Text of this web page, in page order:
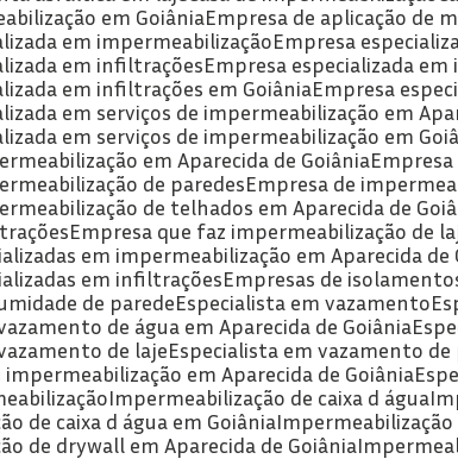
em Goiânia Empresa de aplicação de
em impermeabilização Empresa
em infiltrações Empresa especializada
em infiltrações em Goiânia Empresa
em serviços de impermeabilização em
em serviços de impermeabilização em
em Aparecida de Goiânia
de paredes Empresa de
de telhados em Aparecida de
Empresa que faz impermeabilização de
em impermeabilização em Aparecida de
em infiltrações Empresas de
de parede Especialista em vazamento
de água em Aparecida de Goiânia
de laje Especialista em vazamento
impermeabilização em Aparecida de Goiânia
Impermeabilização de caixa d água
de caixa d água em Goiânia
de drywall em Aparecida de Goiânia